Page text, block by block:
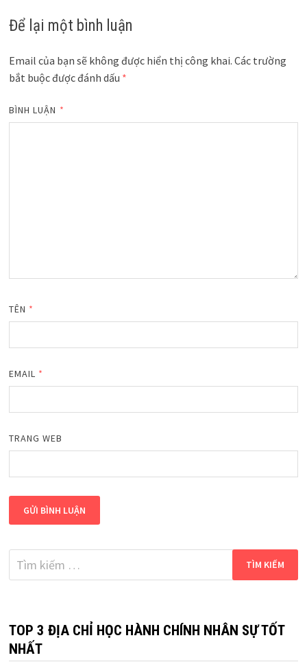
Để lại một bình luận
Email của bạn sẽ không được hiển thị công khai. Các trường
bắt buộc được đánh dấu *
BÌNH LUẬN *
TÊN *
EMAIL *
TRANG WEB
Tìm
kiếm
TOP 3 ĐỊA CHỈ HỌC HÀNH CHÍNH NHÂN SỰ TỐT
NHẤT